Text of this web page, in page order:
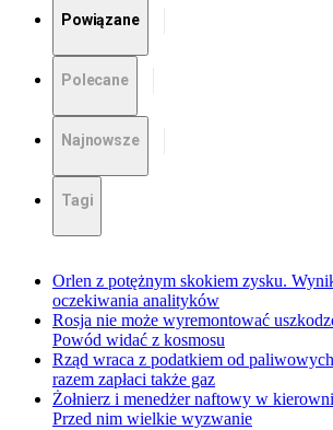
Powiązane
Polecane
Najnowsze
Tagi
Orlen z potężnym skokiem zysku.
oczekiwania analityków
Rosja nie może wyremontować
Powód widać z kosmosu
Rząd wraca z podatkiem od
razem zapłaci także gaz
Żołnierz i menedżer naftowy w
Przed nim wielkie wyzwanie